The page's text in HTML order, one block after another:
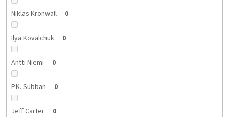
Niklas Kronwall 0
Ilya Kovalchuk 0
Antti Niemi 0
P.K. Subban 0
Jeff Carter 0